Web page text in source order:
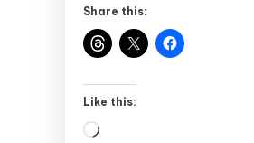
Share this:
Like this:
Loading…